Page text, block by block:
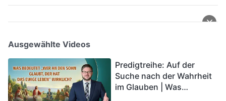
Ausgewählte Videos
Predigtreihe: Auf der
Suche nach der Wahrheit
im Glauben | Was